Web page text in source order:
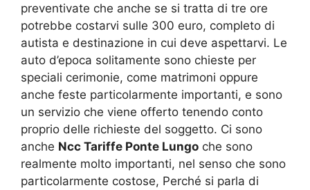
preventivate che anche se si tratta di tre ore
potrebbe costarvi sulle 300 euro, completo di
autista e destinazione in cui deve aspettarvi. Le
auto d’epoca solitamente sono chieste per
speciali cerimonie, come matrimoni oppure
anche feste particolarmente importanti, e sono
un servizio che viene offerto tenendo conto
proprio delle richieste del soggetto. Ci sono
anche Ncc Tariffe Ponte Lungo che sono
realmente molto importanti, nel senso che sono
particolarmente costose, Perché si parla di